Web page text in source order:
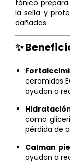
tónico
la sella y
dañadas.
✨
ceramidas
ayudan a
como
pérdida de
Calman
ayudan a